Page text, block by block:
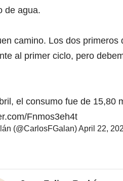
de agua.
camino. Los dos
al primer ciclo, pero
el consumo fue de 15,80
Fnmos3eh4t
(@CarlosFGalan)April 22,